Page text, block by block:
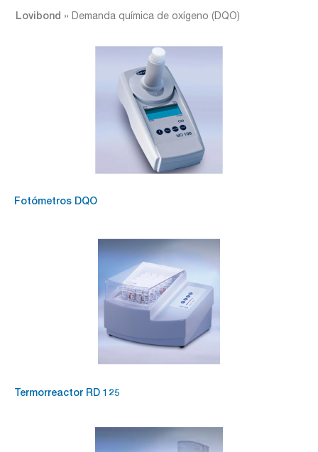
Lovibond » Demanda química de oxígeno (DQO)
Fotómetros DQO
Termorreactor RD 125